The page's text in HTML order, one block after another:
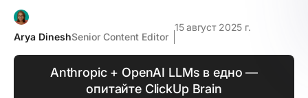
Arya DineshSenior Content Editor
15 август 2025 г.
Anthropic + OpenAI LLMs в едно —
опитайте ClickUp Brain